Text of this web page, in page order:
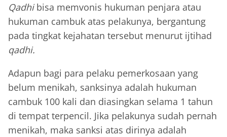
Qadhibisa memvonis hukuman penjara atau
hukuman cambuk atas pelakunya, bergantung
pada tingkat kejahatan tersebut menurut ijtihad
qadhi.
Adapun bagi para pelaku pemerkosaan yang
belum menikah, sanksinya adalah hukuman
cambuk 100 kali dan diasingkan selama 1 tahun
di tempat terpencil. Jika pelakunya sudah pernah
menikah, maka sanksi atas dirinya adalah